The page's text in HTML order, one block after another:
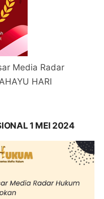
Media Radar
HARI
1 MEI 2024